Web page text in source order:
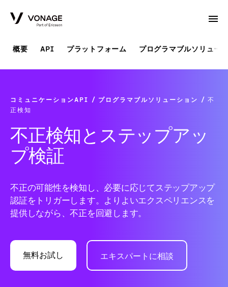
概要 API プラットフォーム プログラマブルソリュー
コミュニケーションAPI プログラマブルソリューション
不
正検知
不正検知とステップアッ
プ検証
不正の可能性を検知し、必要に応じてステップアップ
認証をトリガーします。よりよいエクスペリエンスを
提供しながら、不正を回避します。
無料お試し エキスパートに相談